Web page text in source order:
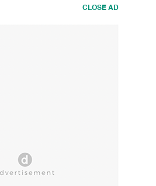
CLOSE AD